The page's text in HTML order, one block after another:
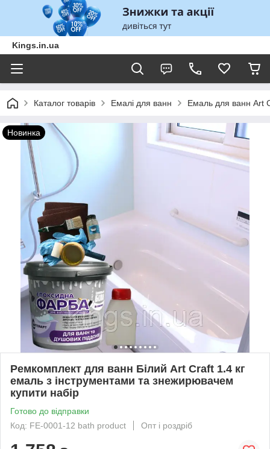
Kings.in.ua
Каталог товарів Емалі для ванн Емаль для ванн Art
Новинка
Ремкомплект для ванн Білий Art Craft 1.4 кг
емаль з інструментами та знежирювачем
купити набір
Готово до відправки
Код: FE-0001-12 bath product
Опт і роздріб